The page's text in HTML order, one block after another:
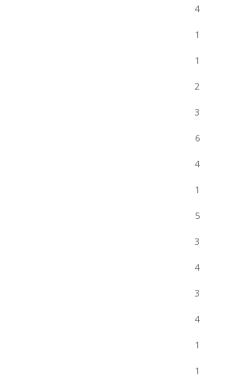
4
1
1
2
3
6
4
1
5
3
4
3
4
1
1